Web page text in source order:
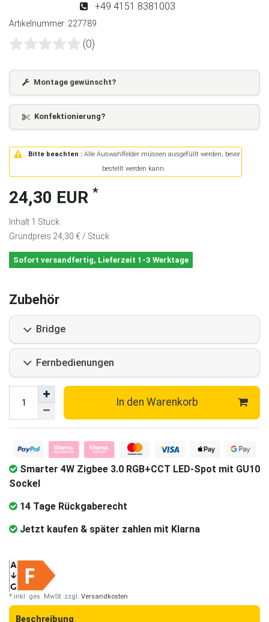
+49 4151 8381003
Artikelnummer: 227789
(0)
Montage gewünscht?
Konfektionierung?
Bitte beachten :Alle Auswahlfelder müssen ausgefüllt werden, bevor
bestellt werden kann.
24,30 EUR *
Inhalt 1 Stück
Grundpreis 24,30 € / Stück
Sofort versandfertig, Lieferzeit 1-3 Werktage
Zubehör
Bridge
Fernbedienungen
In den Warenkorb
Smarter 4W Zigbee 3.0 RGB+CCT LED-Spot mit GU10
Sockel
14 Tage Rückgaberecht
Jetzt kaufen & später zahlen mit Klarna
* inkl. ges. MwSt. zzgl. Versandkosten
Beschreibung